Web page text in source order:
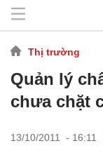
Thị trường
Quản lý
chưa chặt
13/10/2011 - 16:11